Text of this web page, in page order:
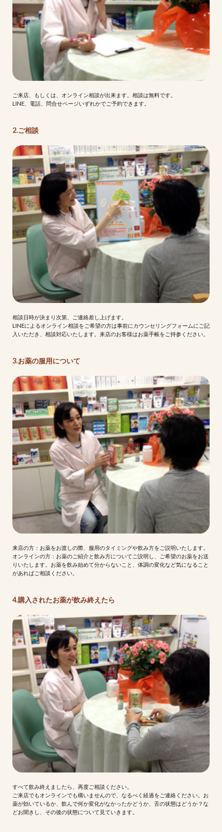
ご来店、もしくは、オンライン相談が出来ます。相談は無料です。
LINE、電話、問合せページいずれかでご予約できます。
2.ご相談
相談日時が決まり次第、ご連絡差し上げます。
LINEによるオンライン相談をご希望の方は事前にカウンセリングフォームにご記
入いただき、相談対応いたします。来店のお客様はお薬手帳をご持参ください。
3.お薬の服用について
来店の方：お薬をお渡しの際、服用のタイミングや飲み方をご説明いたします。
オンラインの方：お薬のご紹介と飲み方についてご説明し、ご希望のお薬をお送
りいたします。お薬を飲み始めて分からないこと、体調の変化など気になること
があればご相談ください。
4.購入されたお薬が飲み終えたら
すべて飲み終えましたら、再度ご相談ください。
ご来店でもオンラインでも構いませんので、なるべく経過をご連絡ください。お
薬が効いているか、飲んで何か変化がなかったかどうか、舌の状態はどうか？な
どお聞きし、その後の状態について見ていきます。